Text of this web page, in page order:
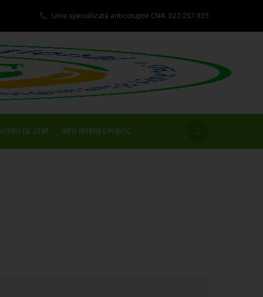
Linia specializată anticorupție CNA: 022-257-333
DE STAT INFO INTERES PUBLIC